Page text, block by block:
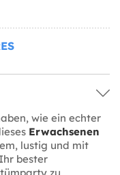
wie ein echter
Erwachsenen
lustig und mit
bester
zu